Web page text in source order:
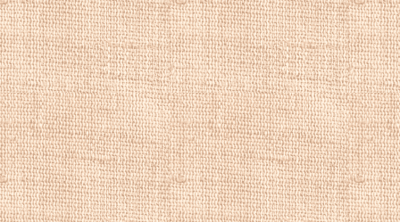
живописью.
В 1820/21Фрис
много
учебную поездку
в Мюнхене, но
своего дома в
герцогом
Эрнст Фрисумер